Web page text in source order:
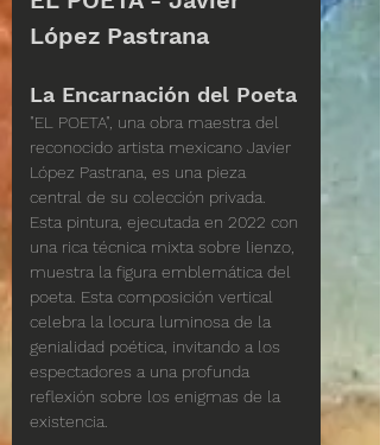
López Pastrana
La Encarnación del Poeta
"EL POETA", una obra maestra del
reconocido artista mexicano Javier
López Pastrana, es una pieza
central de su colección privada.
Esta pintura, ejecutada en 2022 con
una rica técnica mixta sobre lienzo,
muestra la figura emblemática del
poeta. Esta composición vertical
celebra la locura luminosa de la
genialidad poética, invitando a los
espectadores a una profunda
reflexión sobre los enigmas de la
existencia.